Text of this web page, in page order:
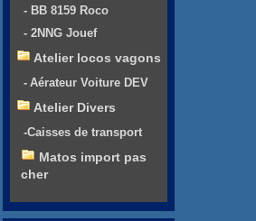
- BB 8159 Roco
- 2NNG Jouef
Atelier locos vagons
- Aérateur Voiture DEV
Atelier Divers
-Caisses de transport
Matos import pas
cher